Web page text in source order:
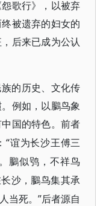
歌行》，以被弃
被遗弃的妇女的
后来已成为公认
的历史、文化传
例如，以 鵩鸟象
国的特色。前者
“谊为长沙王傅三
鵩似鸮，不祥鸟
沙， 鵩鸟集其承
当死。”后者源自